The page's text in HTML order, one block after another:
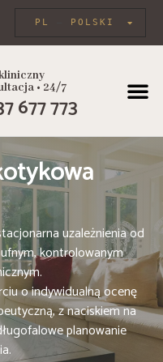
POLSKI
PL
• 24/7
677 773
uzależnienia od
kontrolowanym
o indywidualną ocenę
z naciskiem na
planowanie